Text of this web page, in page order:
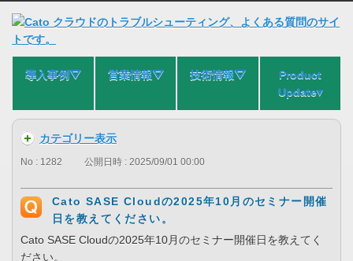
導入事例⛛ 営業情報⛛ 技術情報⛛
Product
Update▾
カテゴリー表示
No : 1282 公開日時 : 2025/09/01 00:00
Cato SASE Cloudの2025年10月のセミナー開催
日を教えてください。
Cato SASE Cloudの2025年10月のセミナー開催日を教えてく
ださい。